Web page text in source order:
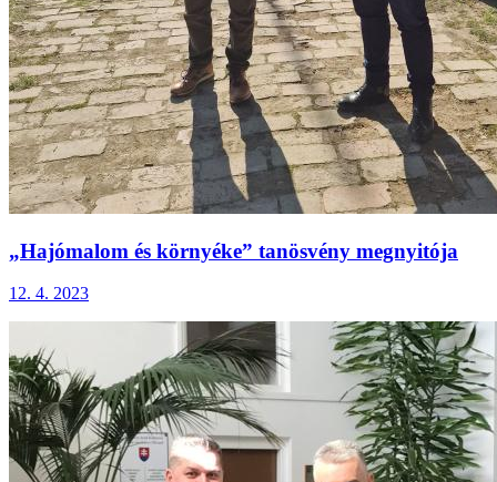
„Hajómalom és környéke” tanösvény megnyitója
12. 4. 2023